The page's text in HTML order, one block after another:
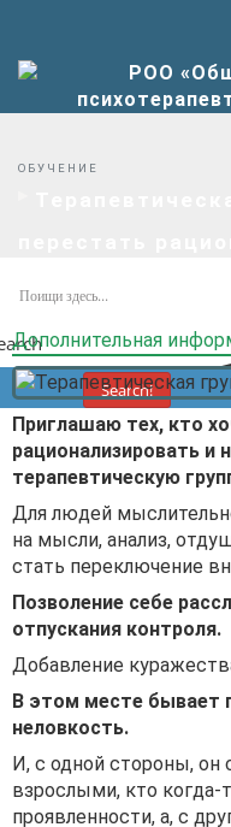
ОБУЧЕНИЕ
Search!
Дополнительная
Приглашаю тех, кто
рационализировать и
терапевтическую
Для людей
на мысли, анализ,
стать переключение
Позволение себе
отпускания контроля.
Добавление
В этом месте бывает
неловкость.
И, с одной стороны, он
взрослыми, кто когда-
проявленности, а, с